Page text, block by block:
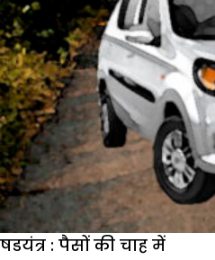
षडयंत्र : पैसों की चाह में